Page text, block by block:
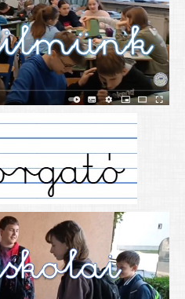
- útmutató diákoknak